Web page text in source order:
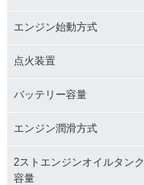
エンジン始動方式
点火装置
バッテリー容量
エンジン潤滑方式
2ストエンジンオイルタンク
容量